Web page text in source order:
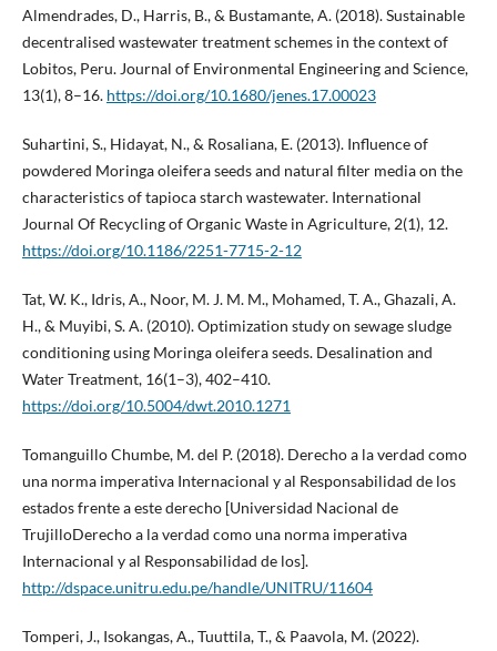
Almendrades, D., Harris, B., & Bustamante, A. (2018). Sustainable
decentralised wastewater treatment schemes in the context of
Lobitos, Peru. Journal of Environmental Engineering and Science,
13(1), 8–16. https://doi.org/10.1680/jenes.17.00023
Suhartini, S., Hidayat, N., & Rosaliana, E. (2013). Influence of
powdered Moringa oleifera seeds and natural filter media on the
characteristics of tapioca starch wastewater. International
Journal Of Recycling of Organic Waste in Agriculture, 2(1), 12.
https://doi.org/10.1186/2251-7715-2-12
Tat, W. K., Idris, A., Noor, M. J. M. M., Mohamed, T. A., Ghazali, A.
H., & Muyibi, S. A. (2010). Optimization study on sewage sludge
conditioning using Moringa oleifera seeds. Desalination and
Water Treatment, 16(1–3), 402–410.
https://doi.org/10.5004/dwt.2010.1271
Tomanguillo Chumbe, M. del P. (2018). Derecho a la verdad como
una norma imperativa Internacional y al Responsabilidad de los
estados frente a este derecho [Universidad Nacional de
TrujilloDerecho a la verdad como una norma imperativa
Internacional y al Responsabilidad de los].
http://dspace.unitru.edu.pe/handle/UNITRU/11604
Tomperi, J., Isokangas, A., Tuuttila, T., & Paavola, M. (2022).